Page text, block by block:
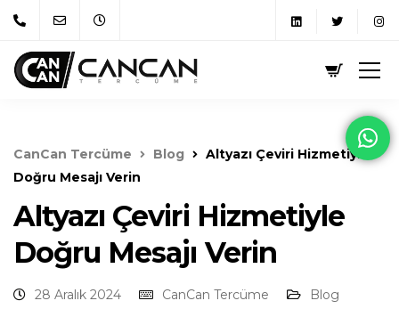
CanCan Tercüme Blog
Altyazı Çeviri Hizmetiyle
Doğru Mesajı Verin
Altyazı Çeviri Hizmetiyle
Doğru Mesajı Verin
28 Aralık 2024 CanCan Tercüme Blog